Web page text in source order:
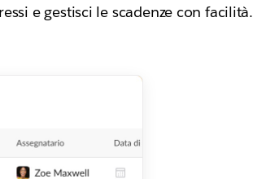
e gestisci le scadenze con facilità.